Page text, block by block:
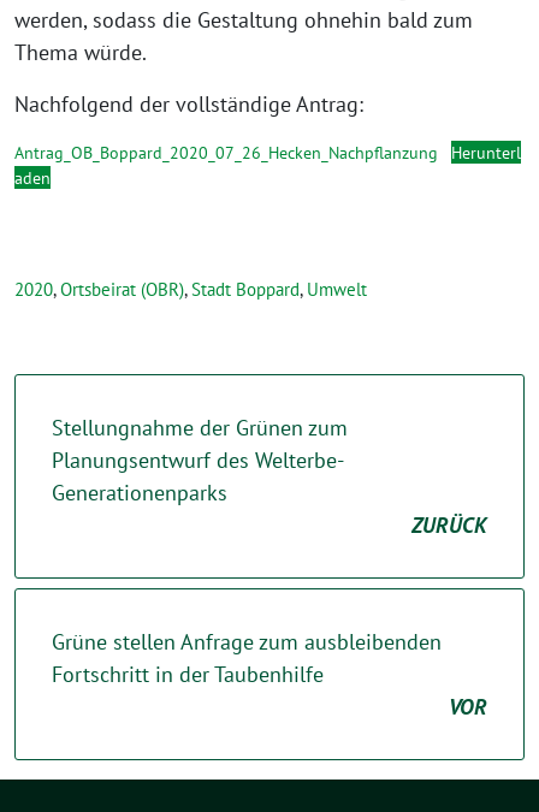
werden, sodass die Gestaltung ohnehin bald zum
Thema würde.
Nachfolgend der vollständige Antrag:
Antrag_OB_Boppard_2020_07_26_Hecken_Nachpflanzung
Herunterl
aden
2020,Ortsbeirat (OBR),Stadt Boppard, Umwelt
Stellungnahme der Grünen zum
Planungsentwurf des Welterbe-
Generationenparks
ZURÜCK
Grüne stellen Anfrage zum ausbleibenden
Fortschritt in der Taubenhilfe
VOR